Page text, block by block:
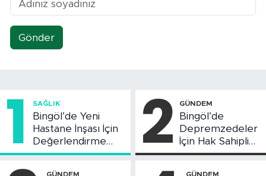
Gönder
1 SAĞLIK
Bingöl’de Yeni
Hastane İnşası İçin
Değerlendirme
Toplantısı Yapıldı
2 GÜNDEM
Bingöl’de
Depremzedeler
İçin Hak Sahipliği
Askı Süreci
GÜNDEM GÜNDEM